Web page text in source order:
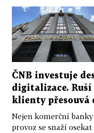
ČNB investuje
digitalizace. Ruší
klienty přesouvá
Nejen komerční
provoz se snaží